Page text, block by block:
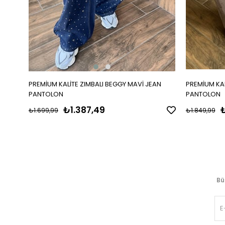
PREMİUM KALİTE ZIMBALI BEGGY MAVİ JEAN
PANTOLON
₺1.387,49
₺1.699,99
PREMİUM
PANTOLON
₺1.849,99